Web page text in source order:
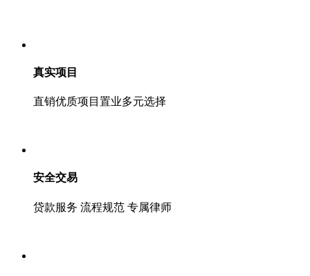
真实项目
直销优质项目置业多元选择
安全交易
贷款服务 流程规范 专属律师